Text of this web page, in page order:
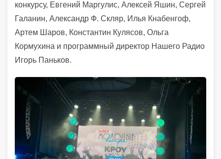
конкурсу, Евгений Маргулис, Алексей Яшин, Сергей
Галанин, Александр Ф. Скляр, Илья Кнабенгоф,
Артем Шаров, Константин Кулясов, Ольга
Кормухина и программный директор Нашего Радио
Игорь Паньков.